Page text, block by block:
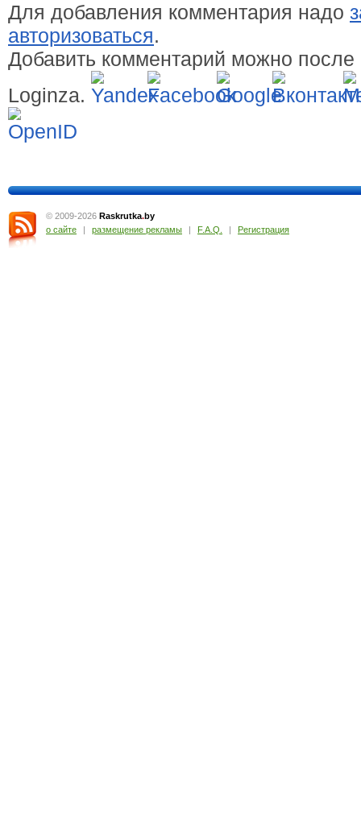
Для добавления комментария надо
авторизоваться.
Добавить комментарий можно после
Loginza.
© 2009-2026 Raskrutka.by
о сайте
| размещение рекламы | F.A.Q. | Регистрация